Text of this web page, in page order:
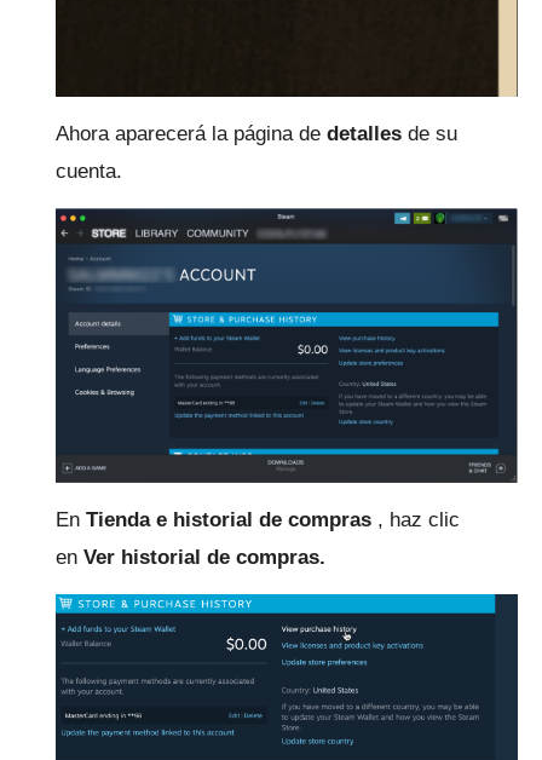
Ahora aparecerá la página de detalles de su
cuenta.
En Tienda e historial de compras , haz clic
en Ver historial de compras.